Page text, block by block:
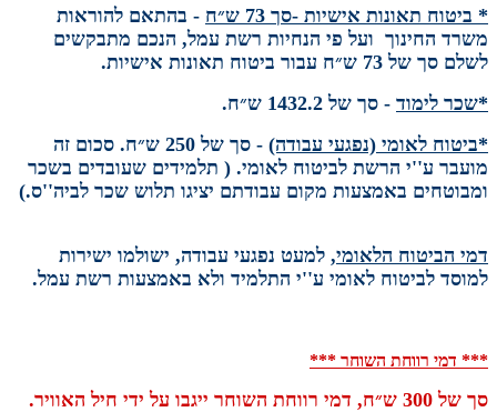
* ביטוח תאונות אישיות -סך 73 ש״ח
- בהתאם להוראות
משרד החינוך ועל פי הנחיות רשת עמל, הנכם מתבקשים
לשלם סך של 73 ש״ח עבור ביטוח תאונות אישיות.
*שכר לימוד - סך של 1432.2 ש״ח.
*ביטוח לאומי (נפגעי עבודה) -
סך של 250 ש״ח. סכום זה
מועבר ע''י הרשת לביטוח לאומי. ( תלמידים שעובדים בשכר
ומבוטחים באמצעות מקום עבודתם יציגו תלוש שכר לביה''ס.)
דמי הביטוח הלאומי, למעט נפגעי עבודה, ישולמו ישירות
למוסד לביטוח לאומי ע''י התלמיד ולא באמצעות רשת עמל.
*** דמי רווחת השוחר ***
סך של 300 ש״ח, דמי רווחת השוחר ייגבו על ידי חיל ה אוויר.